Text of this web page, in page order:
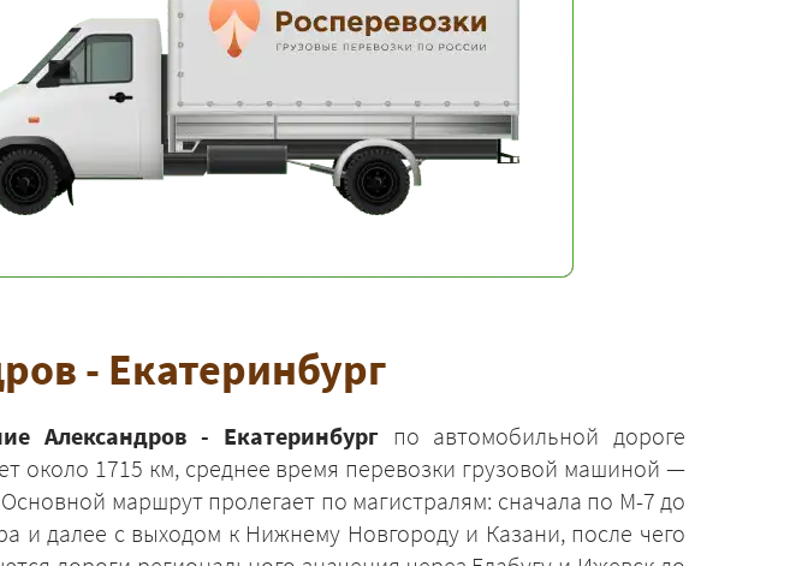
- Екатеринбург
Александров - Екатеринбург по автомобильной дороге
около 1715 км, среднее время перевозки грузовой машиной —
маршрут пролегает по магистралям: сначала по М-7 до
и далее с выходом к Нижнему Новгороду и Казани, после чего